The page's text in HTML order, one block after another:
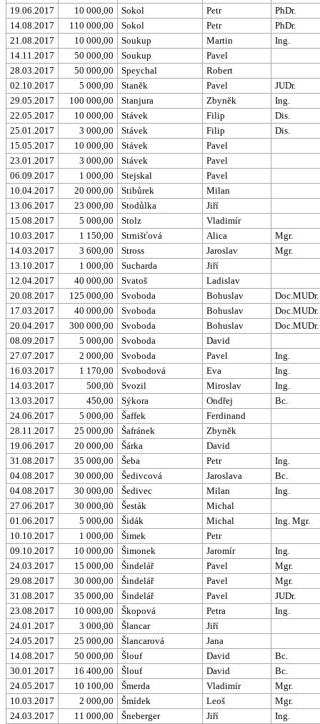
19.06.2017
10 000,00 Sokol Petr
PhDr.
14.08.2017
110 000,00 Sokol Petr
PhDr.
21.08.2017
10 000,00 Soukup Martin
Ing.
14.11.2017
50 000,00 Soukup
Pavel
28.03.2017
50 000,00 Speychal
Robert
02.10.2017
5 000,00 Staněk Pavel
JUDr.
29.05.2017
100 000,00 Stanjura Zbyněk
Ing.
22.05.2017
10 000,00 Stávek Filip
Dis.
25.01.2017
3 000,00 Stávek Filip
Dis.
15.05.2017
10 000,00 Stávek
Pavel
23.01.2017
3 000,00 Stávek
Pavel
06.09.2017
1 000,00 Stejskal
Pavel
10.04.2017
20 000,00 Stibůrek
Milan
13.06.2017
23 000,00 Stodůlka
Jiří
15.08.2017
5 000,00 Stolz
Vladimír
10.03.2017
1 150,00 Strnišťová Alica
Mgr.
14.03.2017
3 600,00 Stross Jaroslav
Mgr.
13.10.2017
1 000,00 Sucharda
Jiří
12.04.2017
40 000,00 Svatoš
Ladislav
20.08.2017
125 000,00 Svoboda Bohuslav
Doc.MUDr.
17.03.2017
40 000,00 Svoboda Bohuslav
Doc.MUDr.
20.04.2017
300 000,00 Svoboda Bohuslav
Doc.MUDr.
08.09.2017
5 000,00 Svoboda
David
27.07.2017
2 000,00 Svoboda Pavel
Ing.
16.03.2017
1 170,00 Svobodová Eva
Ing.
14.03.2017
500,00 Svozil Miroslav
Ing.
13.03.2017
450,00 Sýkora Ondřej
Bc.
24.06.2017
5 000,00 Šaffek
Ferdinand
28.11.2017
25 000,00 Šafránek
Zbyněk
19.06.2017
20 000,00 Šárka
David
31.08.2017
35 000,00 Šeba Petr
Ing.
04.08.2017
30 000,00 Šedivcová Jaroslava
Bc.
04.08.2017
30 000,00 Šedivec Milan
Ing.
27.06.2017
30 000,00 Šesták
Michal
01.06.2017
5 000,00 Šidák Michal
Ing. Mgr.
10.10.2017
1 000,00 Šimek
Petr
09.10.2017
10 000,00 Šimonek Jaromír
Ing.
24.03.2017
15 000,00 Šindelář Pavel
Mgr.
29.08.2017
30 000,00 Šindelář Pavel
Mgr.
31.08.2017
35 000,00 Šindelář Pavel
JUDr.
23.08.2017
10 000,00 Škopová Petra
Ing.
24.01.2017
3 000,00 Šlancar
Jiří
24.05.2017
25 000,00 Šlancarová
Jana
14.08.2017
50 000,00 Šlouf David
Bc.
30.01.2017
16 400,00 Šlouf David
Bc.
24.05.2017
10 100,00 Šmerda Vladimír
Mgr.
10.03.2017
2 000,00 Šmídek Leoš
Mgr.
24.03.2017
11 000,00 Šneberger Jiří
Ing.